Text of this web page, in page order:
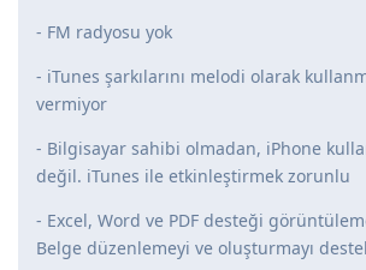
- FM radyosu yok
- iTunes şarkılarını melodi olarak
vermiyor
- Bilgisayar sahibi olmadan, iPhone
değil. iTunes ile etkinleştirmek zorunlu
- Excel, Word ve PDF desteği
Belge düzenlemeyi ve oluşturmayı